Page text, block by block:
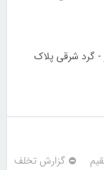
- گرد شرقی پلاک
گزارش تخلف